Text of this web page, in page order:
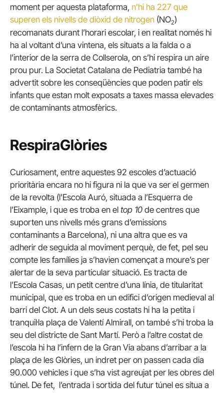
moment per aquesta plataforma, n’hi ha 227 que
superen els nivells de diòxid de nitrogen (NO2)
recomanats durant l’horari escolar, i en realitat només hi
ha al voltant d’una vintena, els situats a la falda o a
l’interior de la serra de Collserola, on s’hi respira un aire
prou pur. La Societat Catalana de Pediatria també ha
advertit sobre les conseqüències que poden patir els
infants que estan molt exposats a taxes massa elevades
de contaminants atmosfèrics.
RespiraGlòries
Curiosament, entre aquestes 92 escoles d’actuació
prioritària encara no hi figura ni la que va ser el germen
de la revolta (l’Escola Auró, situada a l’Esquerra de
l’Eixample, i que es troba en el top 10 de centres que
suporten uns nivells més grans d’emissions
contaminants a Barcelona), ni una altra que es va
adherir de seguida al moviment perquè, de fet, pel seu
compte les famílies ja s’havien començat a moure’s per
alertar de la seva particular situació. Es tracta de
l’Escola Casas, un petit centre d’una línia, de titularitat
municipal, que es troba en un edifici d’origen medieval al
barri del Clot. A un dels seus costats hi ha la petita i
tranquil·la plaça de Valentí Almirall, on també s’hi troba la
seu del districte de Sant Martí. Però a l’altre costat de
l’escola hi ha l’infern de la Gran Via abans d’arribar a la
plaça de les Glòries, un indret per on passen cada dia
90.000 vehicles i que s’ha vist agreujat per les obres del
túnel. De fet, l’entrada i sortida del futur túnel es situa a